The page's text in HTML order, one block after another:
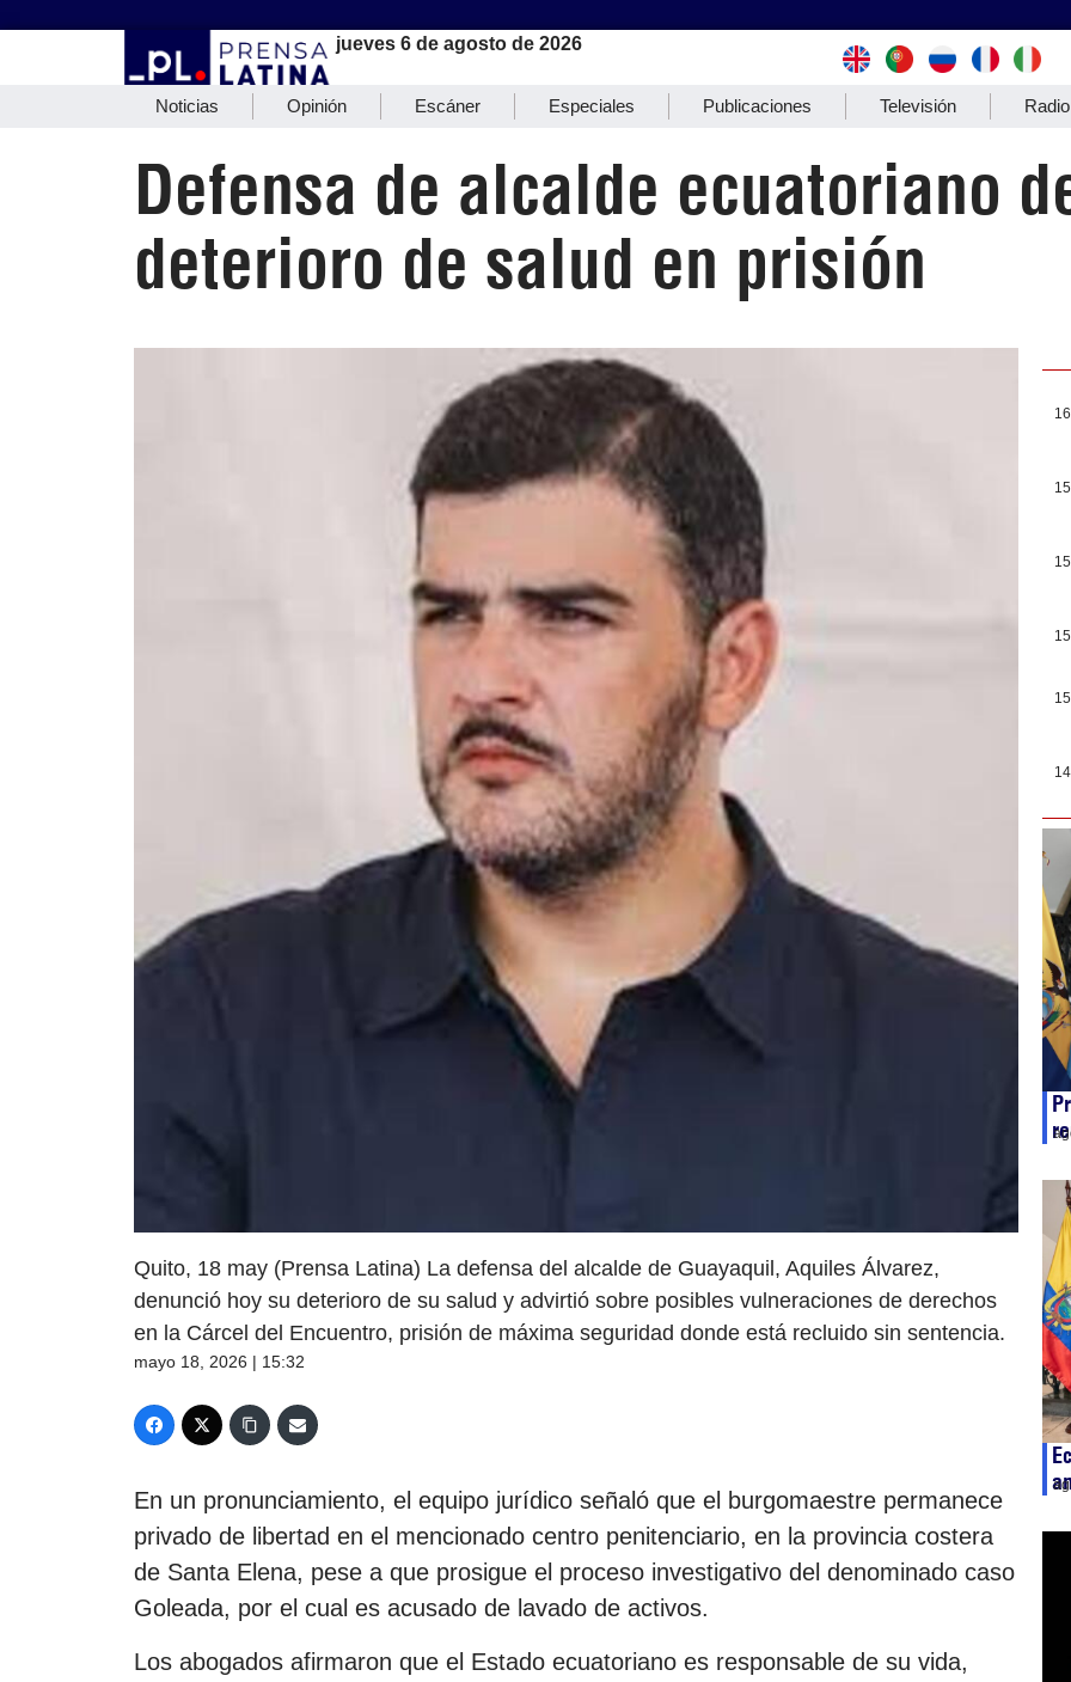
jueves 6 de agosto de 2026
Noticias Opinión Escáner Especiales Publicaciones Televisión Radio
Defensa de alcalde ecuatoriano
deterioro de salud en prisión
Quito, 18 may (Prensa Latina) La defensa del alcalde de Guayaquil, Aquiles Álvarez,
denunció hoy su deterioro de su salud y advirtió sobre posibles vulneraciones de derechos
en la Cárcel del Encuentro, prisión de máxima seguridad donde está recluido sin sentencia.
mayo 18, 2026 | 15:32
En un pronunciamiento, el equipo jurídico señaló que el burgomaestre permanece
privado de libertad en el mencionado centro penitenciario, en la provincia costera
de Santa Elena, pese a que prosigue el proceso investigativo del denominado caso
Goleada, por el cual es acusado de lavado de activos.
Los abogados afirmaron que el Estado ecuatoriano es responsable de su vida,